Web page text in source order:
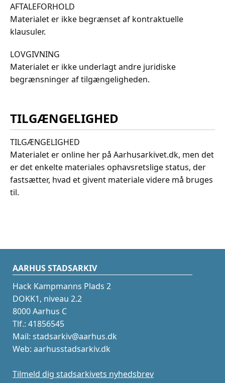
AFTALEFORHOLD
Materialet er ikke begrænset af kontraktuelle
klausuler.
LOVGIVNING
Materialet er ikke underlagt andre juridiske
begrænsninger af tilgængeligheden.
TILGÆNGELIGHED
TILGÆNGELIGHED
Materialet er online her på Aarhusarkivet.dk, men det
er det enkelte materiales ophavsretslige status, der
fastsætter, hvad et givent materiale videre må bruges
til.
AARHUS STADSARKIV
Hack Kampmanns Plads 2
DOKK1, niveau 2.2
8000 Aarhus C
Tlf.: 41856545
Mail: stadsarkiv@aarhus.dk
Web: aarhusstadsarkiv.dk
Tilmeld dig stadsarkivets nyhedsbrev